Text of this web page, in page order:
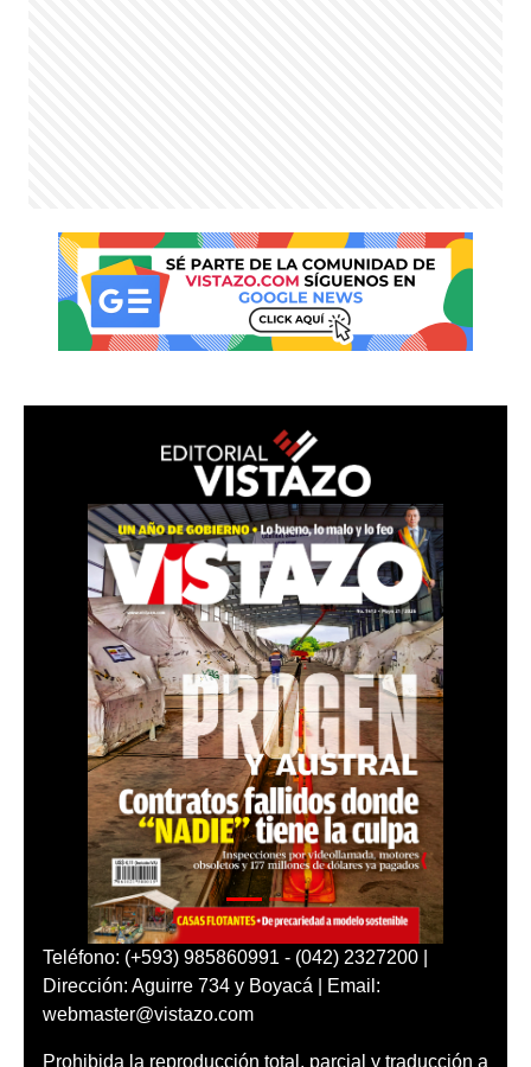
Teléfono: (+593) 985860991 - (042) 2327200 |
Dirección: Aguirre 734 y Boyacá | Email:
webmaster@vistazo.com
Prohibida la reproducción total, parcial y traducción a